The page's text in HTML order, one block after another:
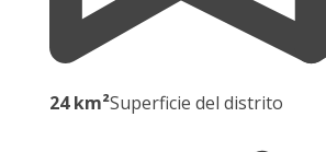
24 km²Superficie del distrito